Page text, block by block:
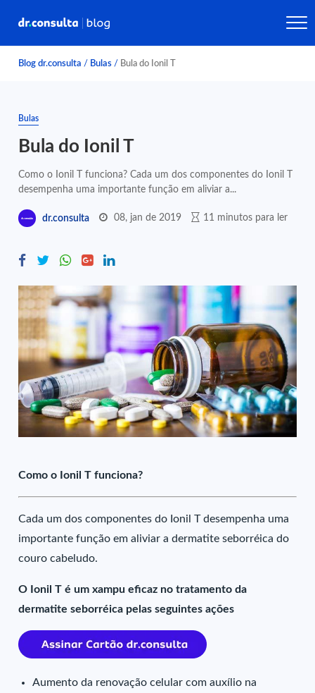
Blog dr.consulta / Bulas / Bula do Ionil T
Bulas
Bula do Ionil T
Como o Ionil T funciona? Cada um dos componentes do Ionil T
desempenha uma importante função em aliviar a...
dr.consulta 08, jan de 2019 11 minutos para ler
Como o Ionil T funciona?
Cada um dos componentes do Ionil T desempenha uma
importante função em aliviar a dermatite seborréica do
couro cabeludo.
O Ionil T é um xampu eficaz no tratamento da
dermatite seborréica pelas seguintes ações
Aumento da renovação celular com auxílio na